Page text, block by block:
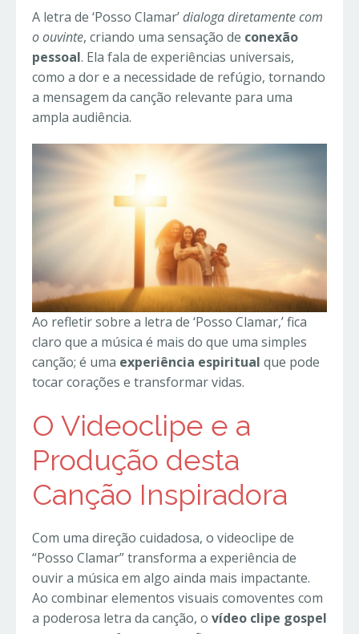
A letra de ‘Posso Clamar’dialoga diretamente com
o ouvinte, criando uma sensação de conexão
pessoal. Ela fala de experiências universais,
como a dor e a necessidade de refúgio, tornando
a mensagem da canção relevante para uma
ampla audiência.
Ao refletir sobre a letra de ‘Posso Clamar,’ fica
claro que a música é mais do que uma simples
canção; é uma experiência espiritual que pode
tocar corações e transformar vidas.
O Videoclipe e a
Produção desta
Canção Inspiradora
Com uma direção cuidadosa, o videoclipe de
“Posso Clamar” transforma a experiência de
ouvir a música em algo ainda mais impactante.
Ao combinar elementos visuais comoventes com
a poderosa letra da canção, o vídeo clipe gospel